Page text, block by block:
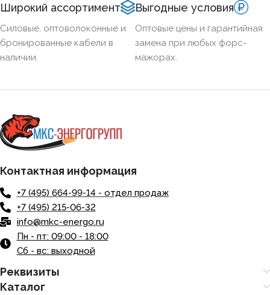
НАЛИЧИЕ ЭКРАНА
БРОНИРОВАННЫЙ
Широкий ассортимент
Силовые, оптоволоконные и
бронированные кабели в
наличии.
Выгодные условия
Оптовые цены и гарантийная
замена при любых форс-
мажорах.
Контактная информация
+7 (495) 664-99-14 - отдел продаж
+7 (495) 215-06-32
info@mkc-energo.ru
Пн - пт: 09:00 - 18:00
Сб - вс: выходной
Реквизиты
Каталог